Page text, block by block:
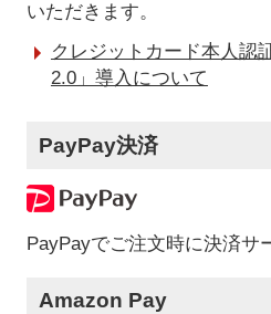
いただきます。
クレジットカード本人認
2.0」導入について
PayPay決済
PayPayでご注文時に決済サ
Amazon Pay